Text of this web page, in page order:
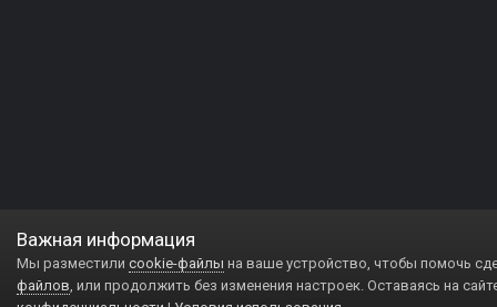
Важная информация
Мы разместили cookie-файлы на ваше устройство, чтобы помочь
файлов, или продолжить без изменения настроек. Оставаясь на